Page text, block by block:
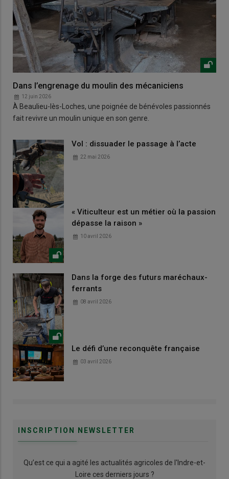
Dans l’engrenage du moulin des mécaniciens
12 juin 2026
À Beaulieu-lès-Loches, une poignée de bénévoles passionnés
fait revivre un moulin unique en son genre.
Vol : dissuader le passage à l’acte
22 mai 2026
« Viticulteur est un métier où la passion
dépasse la raison »
10 avril 2026
Dans la forge des futurs maréchaux-
ferrants
08 avril 2026
Le défi d’une reconquête française
03 avril 2026
INSCRIPTION NEWSLETTER
Qu’est ce qui a agité les actualités agricoles de l'Indre-et-
Loire ces derniers jours ?